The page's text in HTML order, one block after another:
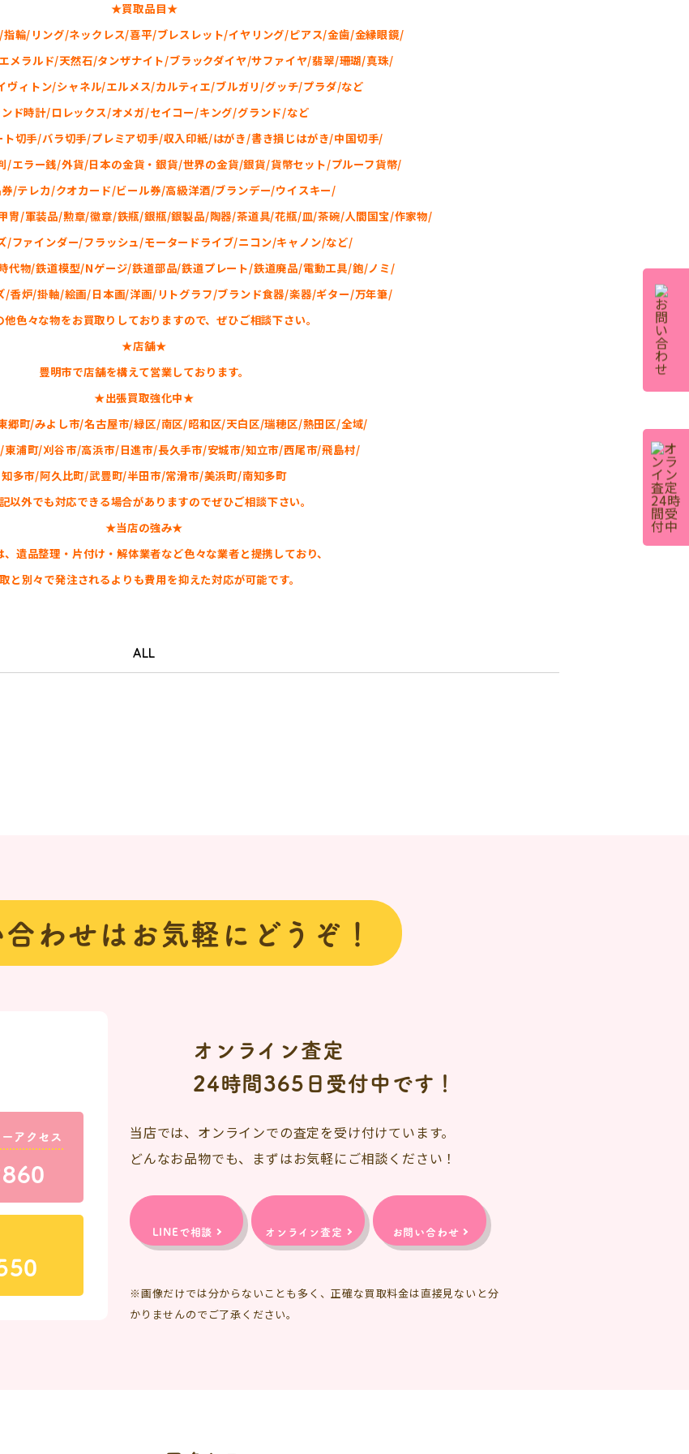
★買取品目★
輪/リング/ネックレス/喜平/ブレスレット/イヤリング/ピアス/金歯/金縁眼鏡/
メラルド/天然石/タンザナイト/ブラックダイヤ/サファイヤ/翡翠/珊瑚/真珠/
ヴィトン/シャネル/エルメス/カルティエ/ブルガリ/グッチ/プラダ/など
ド時計/ロレックス/オメガ/セイコー/キング/グランド/など
切手/バラ切手/プレミア切手/収入印紙/はがき/書き損じはがき/中国切手/
/エラー銭/外貨/日本の金貨・銀貨/世界の金貨/銀貨/貨幣セット/プルーフ貨幣/
/テレカ/クオカード/ビール券/高級洋酒/ブランデー/ウイスキー/
冑/軍装品/勲章/徽章/鉄瓶/銀瓶/銀製品/陶器/茶道具/花瓶/皿/茶碗/人間国宝/作家物/
/ファインダー/フラッシュ/モータードライブ/ニコン/キャノン/など/
代物/鉄道模型/Nゲージ/鉄道部品/鉄道プレート/鉄道廃品/電動工具/鉋/ノミ/
/香炉/掛軸/絵画/日本画/洋画/リトグラフ/ブランド食器/楽器/ギター/万年筆/
色々な物をお買取りしておりますので、ぜひご相談下さい。
★店舗★
豊明市で店舗を構えて営業しております。
★出張買取強化中★
郷町/みよし市/名古屋市/緑区/南区/昭和区/天白区/瑞穂区/熱田区/全域/
東浦町/刈谷市/高浜市/日進市/長久手市/安城市/知立市/西尾市/飛島村/
知多市/阿久比町/武豊町/半田市/常滑市/美浜町/南知多町
以外でも対応できる場合がありますのでぜひご相談下さい。
★当店の強み★
、遺品整理・片付け・解体業者など色々な業者と提携しており、
と別々で発注されるよりも費用を抑えた対応が可能です。
ALL
わせはお気軽にどうぞ！
アクセス
オンライン査定
24時間365日受付中です！
当店では、オンラインでの査定を受け付けています。
どんなお品物でも、まずはお気軽にご相談ください！
LINEで相談 オンライン査定 お問い合わせ
※画像だけでは分からないことも多く、正確な買取料金は直接見ないと分
かりませんのでご了承ください。